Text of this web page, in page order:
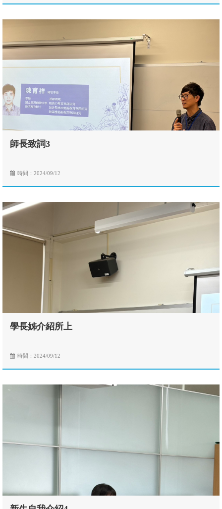
師長致詞3
時間：2024/09/12
學長姊介紹所上
時間：2024/09/12